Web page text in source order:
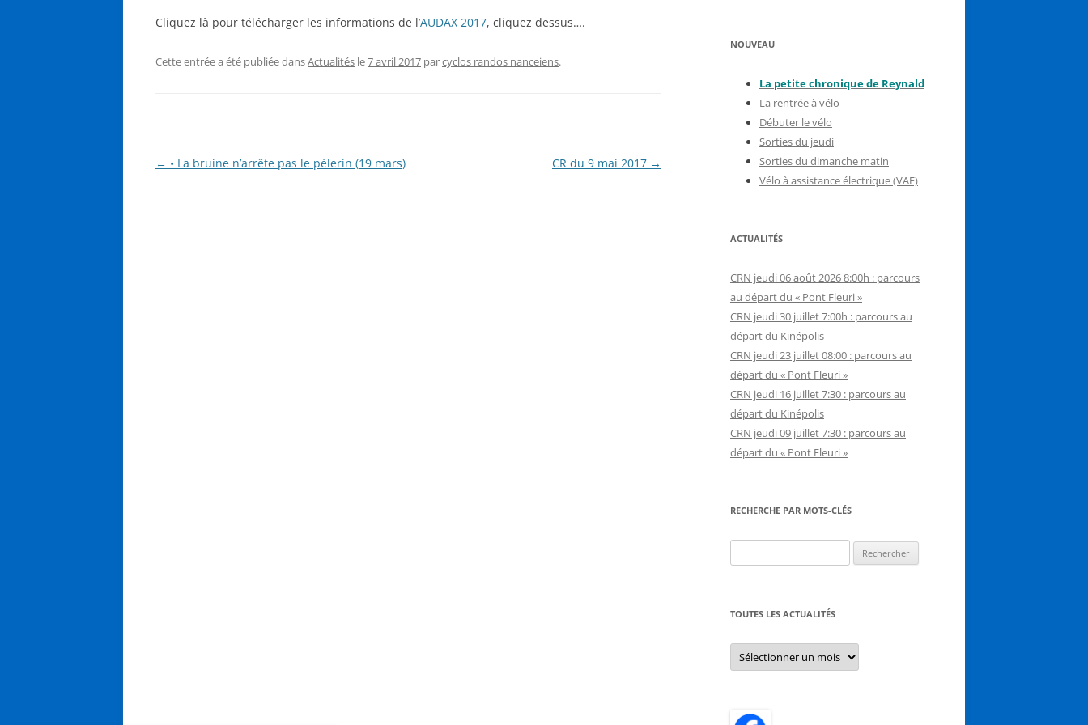
Cliquez là pour télécharger les informations de l’AUDAX 2017, cliquez dessus….
Cette entrée a été publiée dansActualités le7 avril 2017 parcyclos randos nanceiens.
Navigation
← • La bruine n’arrête pas le pèlerin (19 mars) CR du 9 mai 2017 →
NOUVEAU
La petite chronique de Reynald
La rentrée à vélo
Débuter le vélo
Sorties du jeudi
Sorties du dimanche matin
Vélo à assistance électrique (VAE)
ACTUALITÉS
CRN jeudi 06 août 2026 8:00h : parcours
au départ du « Pont Fleuri »
CRN jeudi 30 juillet 7:00h : parcours au
départ du Kinépolis
CRN jeudi 23 juillet 08:00 : parcours au
départ du « Pont Fleuri »
CRN jeudi 16 juillet 7:30 : parcours au
départ du Kinépolis
CRN jeudi 09 juillet 7:30 : parcours au
départ du « Pont Fleuri »
RECHERCHE PAR MOTS-CLÉS
TOUTES LES ACTUALITÉS
Toutes
les
actualités